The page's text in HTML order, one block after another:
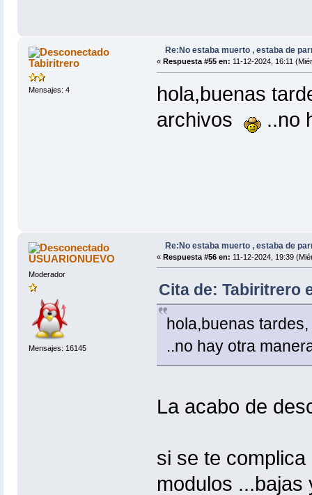
Tabiritrero
Mensajes: 4
Re:No estaba muerto , estaba de
« Respuesta #55 en: 11-12-2024, 16:11
hola,buenas
archivos
..no
USUARIONUEVO
Moderador
Mensajes: 16145
Re:No estaba muerto , estaba de
« Respuesta #56 en: 11-12-2024, 19:39
Cita de: Tabiritrero
hola,buenas tardes,
..no hay otra
La acabo de
si se te
modulos